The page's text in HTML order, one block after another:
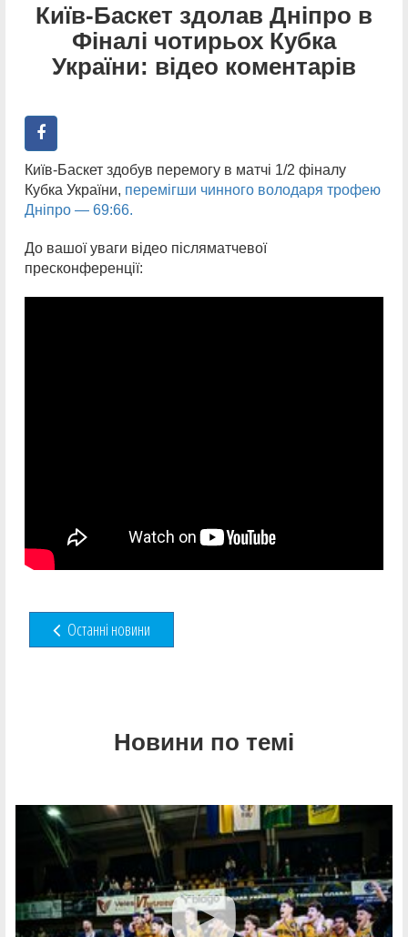
Київ-Баскет здолав Дніпро в
Фіналі чотирьох Кубка
України: відео коментарів
Київ-Баскет здобув перемогу в матчі 1/2 фіналу
Кубка України, перемігши чинного володаря трофею
Дніпро — 69:66.
До вашої уваги відео післяматчевої
пресконференції:
Останні новини
Новини по темі